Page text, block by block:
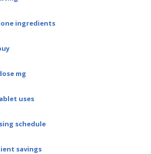
ingredients
mg
uses
schedule
savings